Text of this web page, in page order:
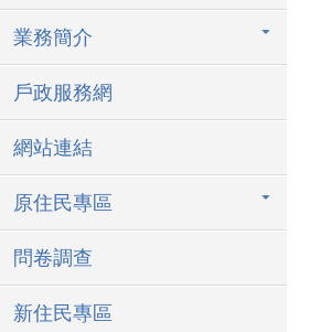
業務簡介
戶政服務網
網站連結
原住民專區
問卷調查
新住民專區